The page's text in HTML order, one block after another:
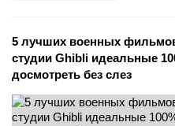
5 лучших военных
студии Ghibli идеальные
досмотреть без слез